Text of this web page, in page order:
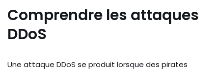
Comprendre les attaques
DDoS
Une attaque DDoS se produit lorsque des pirates